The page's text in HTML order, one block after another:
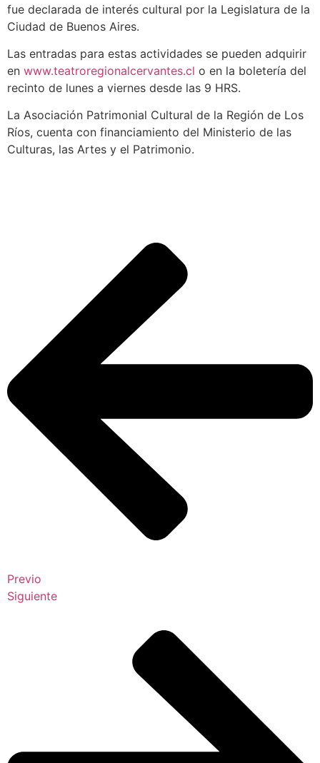
fue declarada de interés cultural por la Legislatura de la
Ciudad de Buenos Aires.
Las entradas para estas actividades se pueden adquirir
en www.teatroregionalcervantes.cl o en la boletería del
recinto de lunes a viernes desde las 9 HRS.
La Asociación Patrimonial Cultural de la Región de Los
Ríos, cuenta con financiamiento del Ministerio de las
Culturas, las Artes y el Patrimonio.
Previo
Siguiente